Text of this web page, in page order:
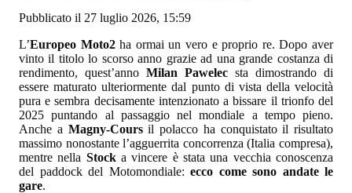
Pubblicato il 27 luglio 2026, 15:59
L’Europeo Moto2ha ormai un vero e proprio re. Dopo aver
vinto il titolo lo scorso anno grazie ad una grande costanza di
rendimento, quest’anno Milan Pawelec sta dimostrando di
essere maturato ulteriormente dal punto di vista della velocità
pura e sembra decisamente intenzionato a bissare il trionfo del
2025 puntando al passaggio nel mondiale a tempo pieno.
Anche a Magny-Coursil polacco ha conquistato il risultato
massimo nonostante l’agguerrita concorrenza (Italia compresa),
mentre nella Stocka vincere è stata una vecchia conoscenza
del paddock del Motomondiale: ecco come sono andate le
gare.